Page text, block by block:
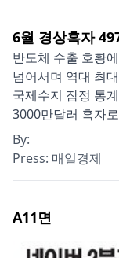
6월 경상흑자
반도체 수출 호황
넘어서며 역대 최
국제수지 잠정 통
3000만달러 흑자
By:
Press: 매일경제
A11면